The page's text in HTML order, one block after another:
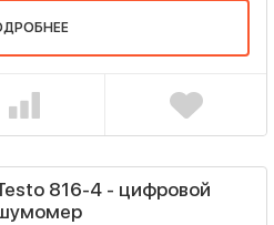
816-4 - цифровой